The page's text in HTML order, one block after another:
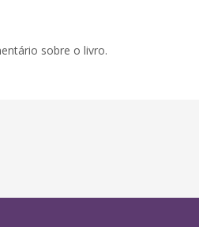
sobre o livro.